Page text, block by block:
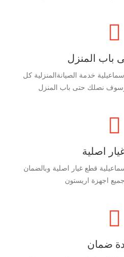
باب المنزل
خدمة الصيانةالمنزلية كل
وسوف نصلك حتى باب المنزل
اصلية
قطع غيار اصلية وبالضمان
اجهزة اريستون
ضمان